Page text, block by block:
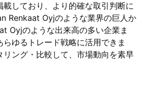
載しており、より的確な取引判断に
Renkaat Oyjのような業界の巨人か
Oyjのような出来高の多い企業ま
ゆるトレード戦略に活用できま
リング・比較して、市場動向を素早